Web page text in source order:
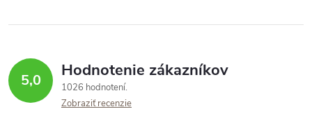
5,0 Hodnotenie zákazníkov
1026 hodnotení
Zobraziť recenzie